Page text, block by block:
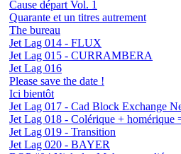
Cause départ Vol. 1
Quarante et un titres autrement
The bureau
Jet Lag 014 - FLUX
Jet Lag 015 - CURRAMBERA
Jet Lag 016
Please save the date !
Ici bientôt
Jet Lag 017 - Cad Block Exchange
Jet Lag 018 - Colérique + homérique
Jet Lag 019 - Transition
Jet Lag 020 - BAYER